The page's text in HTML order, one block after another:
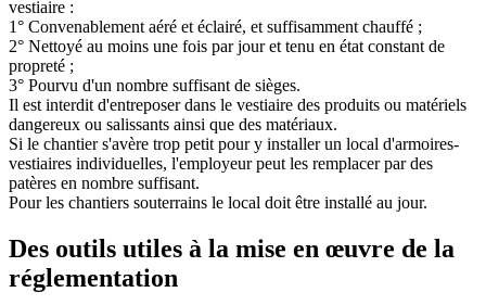
vestiaire :
1° Convenablement aéré et éclairé, et suffisamment chauffé ;
2° Nettoyé au moins une fois par jour et tenu en état constant de
propreté ;
3° Pourvu d'un nombre suffisant de sièges.
Il est interdit d'entreposer dans le vestiaire des produits ou matériels
dangereux ou salissants ainsi que des matériaux.
Si le chantier s'avère trop petit pour y installer un local d'armoires-
vestiaires individuelles, l'employeur peut les remplacer par des
patères en nombre suffisant.
Pour les chantiers souterrains le local doit être installé au jour.
Des outils utiles à la mise en œuvre de la
réglementation